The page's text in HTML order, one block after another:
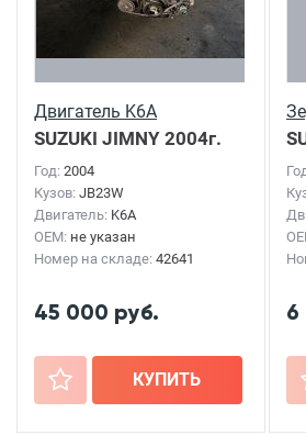
Двигатель K6A
SUZUKI JIMNY 2004г.
Год: 2004
Кузов: JB23W
Двигатель: K6A
OEM: не указан
Номер на складе: 42641
45 000 руб.
+ КУПИТЬ
6